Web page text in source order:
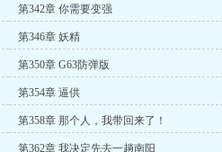
第342章 你需要变强
第346章 妖精
第350章 G63防弹版
第354章 逼供
第358章 那个人，我带回来了！
第362章 我决定先去一趟南阳